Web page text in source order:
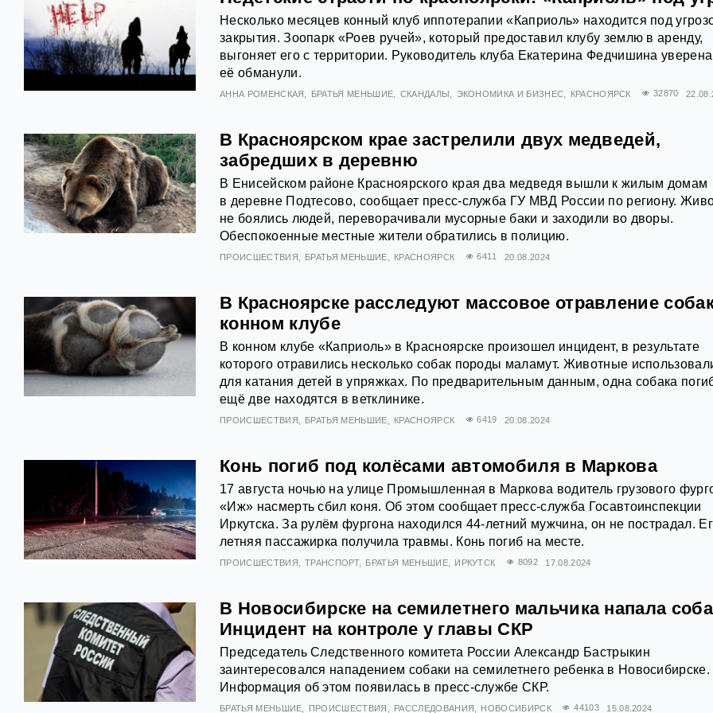
Несколько месяцев конный клуб иппотерапии «Каприоль» находится под
закрытия. Зоопарк «Роев ручей», который предоставил клубу землю в аренду,
выгоняет его с территории. Руководитель клуба Екатерина Федчишина
её обманули.
АННА РОМЕНСКАЯ БРАТЬЯ МЕНЬШИЕ СКАНДАЛЫ ЭКОНОМИКА И БИЗНЕС КРАСНОЯРСК 32870
В Красноярском крае застрелили двух медведей,
забредших в деревню
В Енисейском районе Красноярского края два медведя вышли к жилым домам
в деревне Подтесово, сообщает пресс-служба ГУ МВД России по региону.
не боялись людей, переворачивали мусорные баки и заходили во дворы.
Обеспокоенные местные жители обратились в полицию.
ПРОИСШЕСТВИЯ БРАТЬЯ МЕНЬШИЕ КРАСНОЯРСК 6411 20.08.2024
В Красноярске расследуют массовое отравление
конном клубе
В конном клубе «Каприоль» в Красноярске произошел инцидент, в результате
которого отравились несколько собак породы маламут. Животные
для катания детей в упряжках. По предварительным данным, одна собака
ещё две находятся в ветклинике.
ПРОИСШЕСТВИЯ БРАТЬЯ МЕНЬШИЕ КРАСНОЯРСК 6419 20.08.2024
Конь погиб под колёсами автомобиля в Маркова
17 августа ночью на улице Промышленная в Маркова водитель грузового
«Иж» насмерть сбил коня. Об этом сообщает пресс-служба Госавтоинспекции
Иркутска. За рулём фургона находился 44-летний мужчина, он не пострадал.
летняя пассажирка получила травмы. Конь погиб на месте.
ПРОИСШЕСТВИЯ ТРАНСПОРТ БРАТЬЯ МЕНЬШИЕ ИРКУТСК 8092 17.08.2024
В Новосибирске на семилетнего мальчика напала
Инцидент на контроле у главы СКР
Председатель Следственного комитета России Александр Бастрыкин
заинтересовался нападением собаки на семилетнего ребенка в Новосибирске.
Информация об этом появилась в пресс-службе СКР.
БРАТЬЯ МЕНЬШИЕ ПРОИСШЕСТВИЯ РАССЛЕДОВАНИЯ НОВОСИБИРСК 44103 15.08.2024